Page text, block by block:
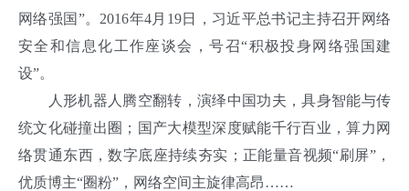
网络强国”。2016年4月19日，习近平总书记主持召开网络
安全和信息化工作座谈会，号召“积极投身网络强国建
设”。
人形机器人腾空翻转，演绎中国功夫，具身智能与传
统文化碰撞出圈；国产大模型深度赋能千行百业，算力网
络贯通东西，数字底座持续夯实；正能量音视频“刷屏”，
优质博主“圈粉”，网络空间主旋律高昂……